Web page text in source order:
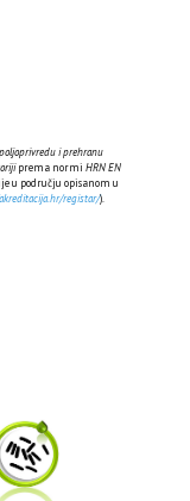
i prehranu
prema normi HRN EN
u području opisanom u
registar/).